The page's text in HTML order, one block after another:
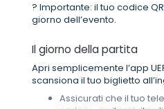
? Importante: il tuo codice
giorno dell’evento.
Il giorno della partita
Apri semplicemente l’app
scansiona il tuo biglietto
Assicurati che il tuo